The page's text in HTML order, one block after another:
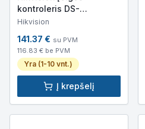
kontroleris DS-
K2622X(P)
Hikvision
141.37 € su PVM
116.83 € be PVM
Yra (1-10 vnt.)
Į krepšelį